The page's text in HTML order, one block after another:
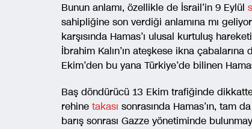
Bunun anlamı, özellikle de İsrail’in 9 Eylül
sahipliğine son verdiği anlamına mı
karşısında Hamas’ı ulusal kurtuluş
İbrahim Kalın’ın ateşkese ikna
Ekim’den bu yana Türkiye’de bilinen
Baş döndürücü 13 Ekim trafiğinde
rehine takası sonrasında Hamas’ın, tam
barış sonrası Gazze yönetiminde